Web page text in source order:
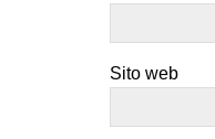
Sito web